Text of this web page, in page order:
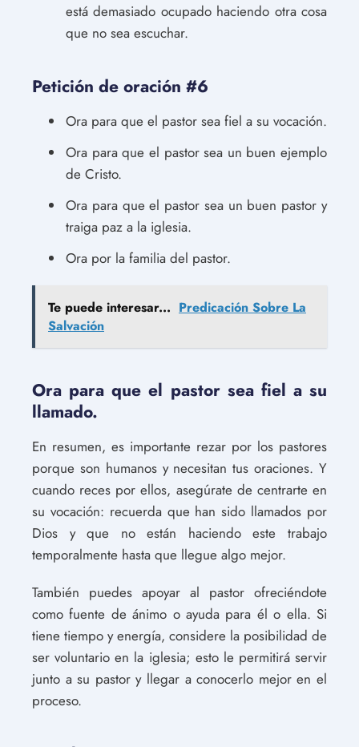
está demasiado ocupado haciendo otra cosa
que no sea escuchar.
Petición de oración #6
Ora para que el pastor sea fiel a su vocación.
Ora para que el pastor sea un buen ejemplo
de Cristo.
Ora para que el pastor sea un buen pastor y
traiga paz a la iglesia.
Ora por la familia del pastor.
Te puede interesar... Predicación Sobre La
Salvación
Ora para que el pastor sea fiel a su
llamado.
En resumen, es importante rezar por los pastores
porque son humanos y necesitan tus oraciones. Y
cuando reces por ellos, asegúrate de centrarte en
su vocación: recuerda que han sido llamados por
Dios y que no están haciendo este trabajo
temporalmente hasta que llegue algo mejor.
También puedes apoyar al pastor ofreciéndote
como fuente de ánimo o ayuda para él o ella. Si
tiene tiempo y energía, considere la posibilidad de
ser voluntario en la iglesia; esto le permitirá servir
junto a su pastor y llegar a conocerlo mejor en el
proceso.